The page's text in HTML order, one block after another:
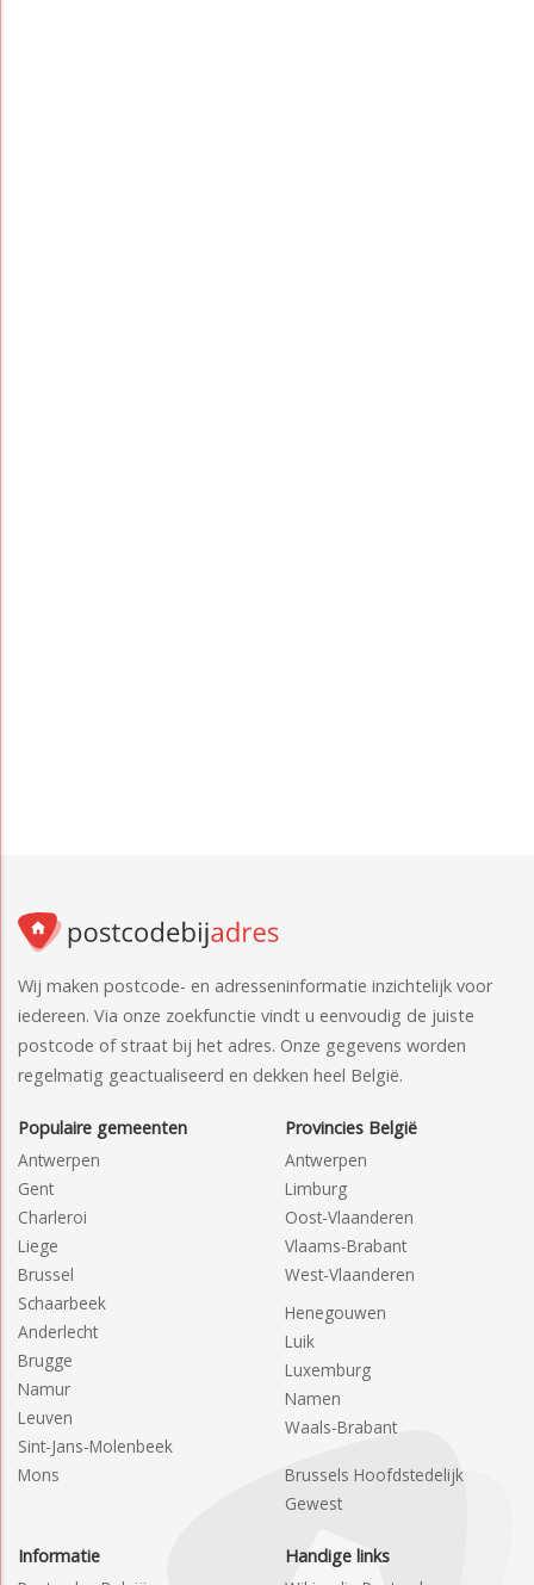
Wij maken postcode- en adresseninformatie inzichtelijk voor
iedereen. Via onze zoekfunctie vindt u eenvoudig de juiste
postcode of straat bij het adres. Onze gegevens worden
regelmatig geactualiseerd en dekken heel België.
Populaire gemeenten
Antwerpen
Gent
Charleroi
Liege
Brussel
Schaarbeek
Anderlecht
Brugge
Namur
Leuven
Sint-Jans-Molenbeek
Mons
Provincies België
Antwerpen
Limburg
Oost-Vlaanderen
Vlaams-Brabant
West-Vlaanderen
Henegouwen
Luik
Luxemburg
Namen
Waals-Brabant
Brussels Hoofdstedelijk
Gewest
Informatie
Handige links